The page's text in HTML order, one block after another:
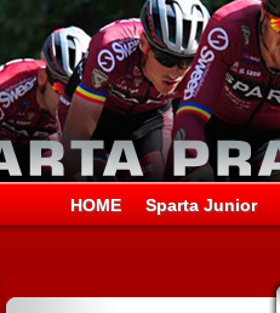
HOME Sparta Junior